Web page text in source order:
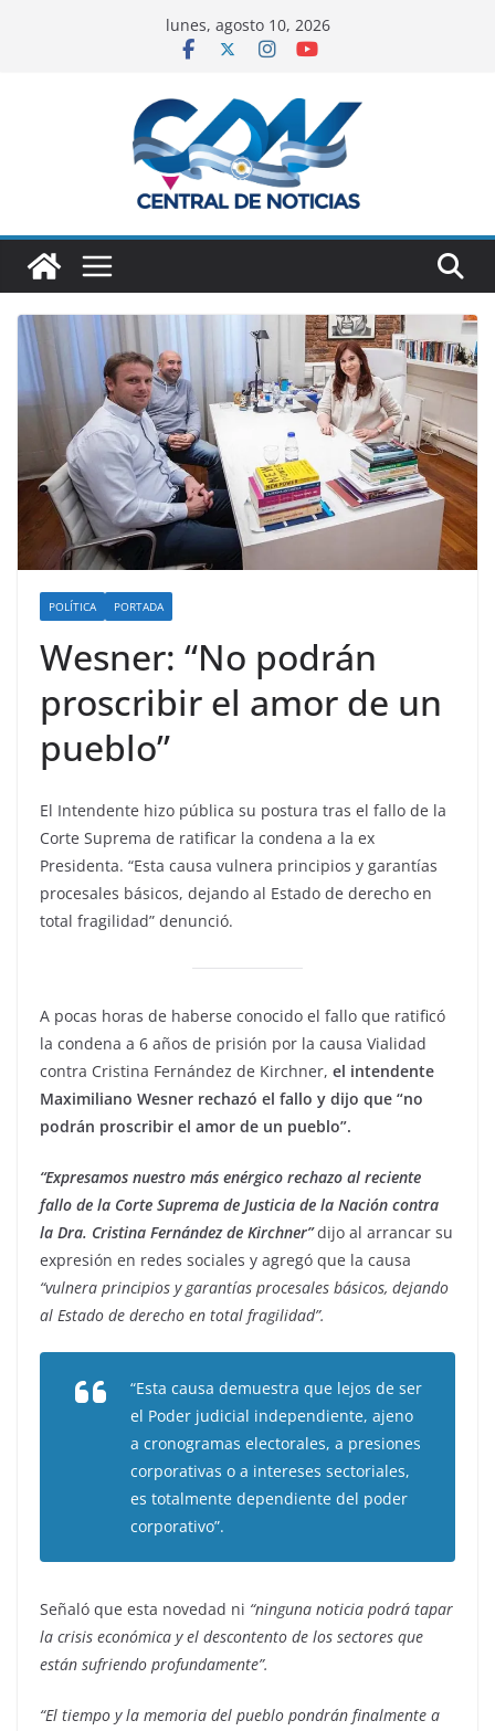
lunes, agosto 10, 2026
POLÍTICA PORTADA
Wesner: “No podrán
proscribir el amor de un
pueblo”
El Intendente hizo pública su postura tras el fallo de la
Corte Suprema de ratificar la condena a la ex
Presidenta. “Esta causa vulnera principios y garantías
procesales básicos, dejando al Estado de derecho en
total fragilidad” denunció.
A pocas horas de haberse conocido el fallo que ratificó
la condena a 6 años de prisión por la causa Vialidad
contra Cristina Fernández de Kirchner, el intendente
Maximiliano Wesner rechazó el fallo y dijo que “no
podrán proscribir el amor de un pueblo”.
“Expresamos nuestro más enérgico rechazo al reciente
fallo de la Corte Suprema de Justicia de la Nación contra
la Dra. Cristina Fernández de Kirchner” dijo al arrancar su
expresión en redes sociales y agregó que la causa
“vulnera principios y garantías procesales básicos, dejando
al Estado de derecho en total fragilidad”.
“Esta causa demuestra que lejos de ser
el Poder judicial independiente, ajeno
a cronogramas electorales, a presiones
corporativas o a intereses sectoriales,
es totalmente dependiente del poder
corporativo”.
Señaló que esta novedad ni “ninguna noticia podrá tapar
la crisis económica y el descontento de los sectores que
están sufriendo profundamente”.
“El tiempo y la memoria del pueblo pondrán finalmente a